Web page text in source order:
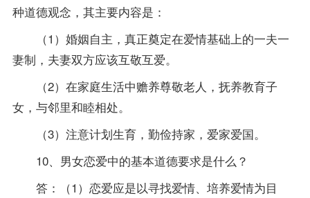
种道德观念，其主要内容是：
（1）婚姻自主，真正奠定在爱情基础上的一夫一
妻制，夫妻双方应该互敬互爱。
（2）在家庭生活中赡养尊敬老人，抚养教育子
女，与邻里和睦相处。
（3）注意计划生育，勤俭持家，爱家爱国。
10、男女恋爱中的基本道德要求是什么？
答：（1）恋爱应是以寻找爱情、培养爱情为目